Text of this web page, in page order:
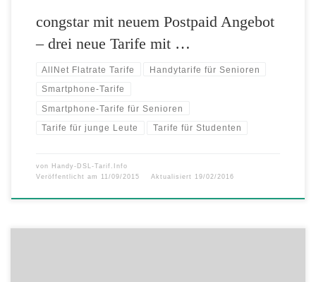
congstar mit neuem Postpaid Angebot
– drei neue Tarife mit …
AllNet Flatrate Tarife Handytarife für Senioren
Smartphone-Tarife
Smartphone-Tarife für Senioren
Tarife für junge Leute Tarife für Studenten
von Handy-DSL-Tarif.Info
Veröffentlicht am
11/09/2015 Aktualisiert 19/02/2016